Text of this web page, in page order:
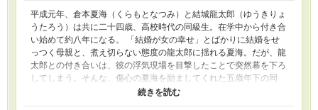
平成元年、倉本夏海（くらもとなつみ）と結城龍太郎（ゆうきりょ
うたろう）は共に二十四歳、高校時代の同級生。在学中から付き合
い始めて約八年になる。 「結婚が女の幸せ」とばかりに結婚をせ
っつく母親と、煮え切らない態度の龍太郎に揺れる夏海。だが、龍
太郎との付き合いは、彼の浮気現場を目撃したことで突然幕を下ろ
してしまう。そんな、傷心の夏海を励ましてくれた五歳年下の同
僚、小夜子。その小夜子が連れて来た、高校時代の一年先輩だと言